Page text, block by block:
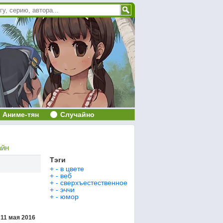
Аниме-тян Случайно
11 мая 2016
Тэги
+ - в цвете
+ - веб
+ - сверхъестественное
+ - эччи
+ - юмор